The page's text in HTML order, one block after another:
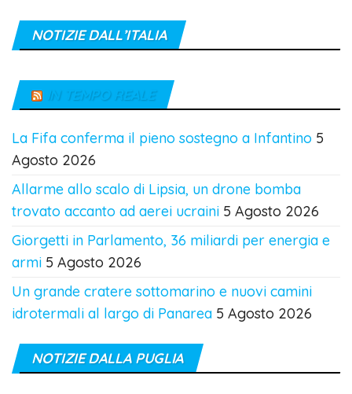
NOTIZIE DALL’ITALIA
IN TEMPO REALE
La Fifa conferma il pieno sostegno a Infantino 5
Agosto 2026
Allarme allo scalo di Lipsia, un drone bomba
trovato accanto ad aerei ucraini 5 Agosto 2026
Giorgetti in Parlamento, 36 miliardi per energia e
armi 5 Agosto 2026
Un grande cratere sottomarino e nuovi camini
idrotermali al largo di Panarea 5 Agosto 2026
NOTIZIE DALLA PUGLIA